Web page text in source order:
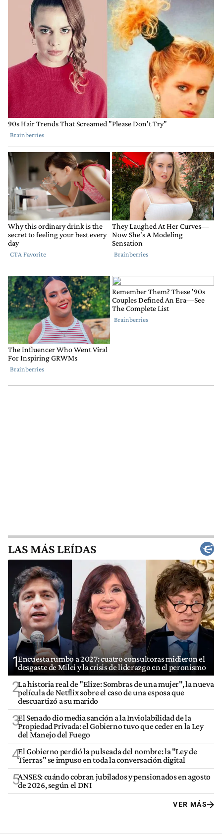
LAS MÁS LEÍDAS
1Encuesta rumbo a 2027: cuatro consultoras midieron el
desgaste de Milei y la crisis de liderazgo en el peronismo
2La historia real de "Elize: Sombras de una mujer", la nueva
película de Netflix sobre el caso de una esposa que
descuartizó a su marido
3El Senado dio media sanción a la Inviolabilidad de la
Propiedad Privada: el Gobierno tuvo que ceder en la Ley
del Manejo del Fuego
4El Gobierno perdió la pulseada del nombre: la "Ley de
Tierras" se impuso en toda la conversación digital
5ANSES: cuándo cobran jubilados y pensionados en agosto
de 2026, según el DNI
VER MÁS